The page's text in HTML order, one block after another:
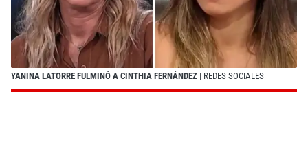
YANINA LATORRE FULMINÓ A CINTHIA FERNÁNDEZ | REDES SOCIALES